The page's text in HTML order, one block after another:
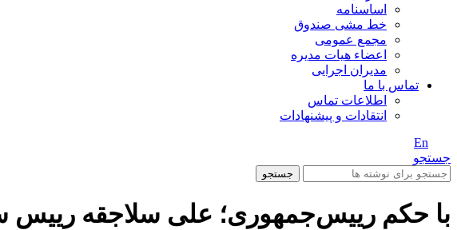
اساسنامه
خط مشی صندوق
مجمع عمومی
اعضاء هیات مدیره
مدیران اجرایی
تماس با ما
اطلاعات تماس
انتقادات و پیشنهادات
En
جستجو
جستجو
با حکم رییس‌جمهوری؛ علی سلاجقه